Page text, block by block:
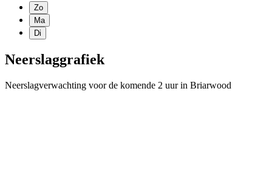
Zo
Ma
Di
Neerslaggrafiek
Neerslagverwachting voor de komende 2 uur in Briarwood